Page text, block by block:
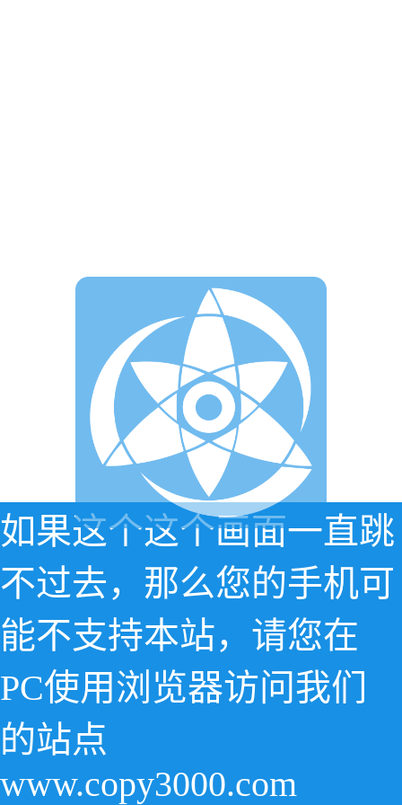
如果这个这个画面一直跳
不过去，那么您的手机可
能不支持本站，请您在
PC使用浏览器访问我们
的站点
www.copy3000.com